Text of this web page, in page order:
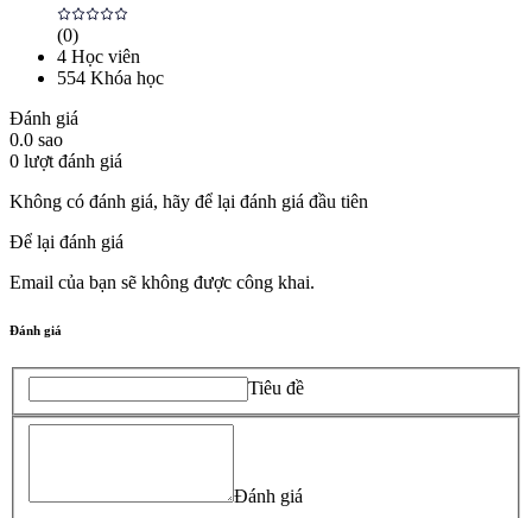
(0)
4 Học viên
554 Khóa học
Đánh giá
0.0 sao
0 lượt đánh giá
Không có đánh giá, hãy để lại đánh giá đầu tiên
Để lại đánh giá
Email của bạn sẽ không được công khai.
Đánh giá
Tiêu đề
Đánh giá